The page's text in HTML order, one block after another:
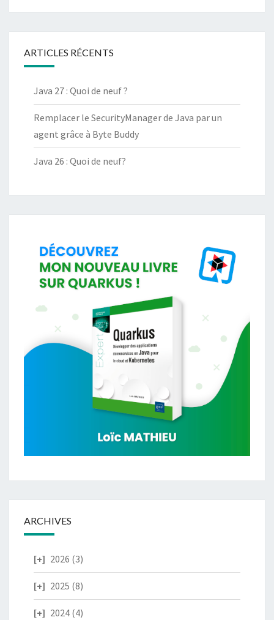
ARTICLES RÉCENTS
Java 27 : Quoi de neuf ?
Remplacer le SecurityManager de Java par un
agent grâce à Byte Buddy
Java 26 : Quoi de neuf?
ARCHIVES
2026 (3)
2025 (8)
2024 (4)